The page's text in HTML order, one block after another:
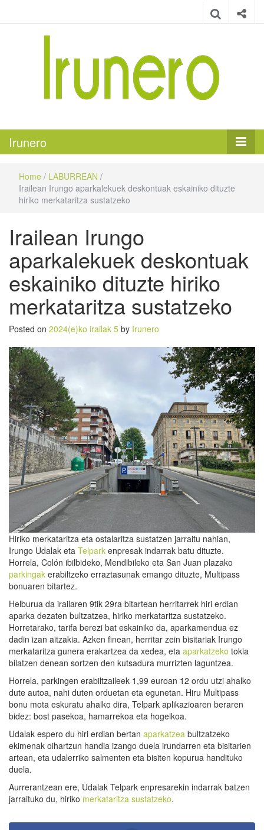
Irunero
Home / LABURREAN /
Irailean Irungo aparkalekuek deskontuak eskainiko dituzte
hiriko merkataritza sustatzeko
Irailean Irungo
aparkalekuek deskontuak
eskainiko dituzte hiriko
merkataritza sustatzeko
Posted on 2024(e)ko irailak 5 by Irunero
Hiriko merkataritza eta ostalaritza sustatzen jarraitu nahian,
Irungo Udalak eta Telpark enpresak indarrak batu dituzte.
Horrela, Colón ibilbideko, Mendibileko eta San Juan plazako
parkingak erabiltzeko erraztasunak emango dituzte, Multipass
bonuaren bitartez.
Helburua da irailaren 9tik 29ra bitartean herritarrek hiri erdian
aparka dezaten bultzatzea, hiriko merkataritza sustatzeko.
Horretarako, tarifa berezi bat eskainiko da, aparkamendua ez
dadin izan aitzakia. Azken finean, herritar zein bisitariak Irungo
merkataritza gunera erakartzea da xedea, eta aparkatzeko tokia
bilatzen denean sortzen den kutsadura murrizten laguntzea.
Horrela, parkingen erabiltzaileek 1,99 euroan 12 ordu utzi ahalko
dute autoa, nahi duten orduetan eta egunetan. Hiru Multipass
bonu mota eskuratu ahalko dira, Telpark aplikazioaren beraren
bidez: bost pasekoa, hamarrekoa eta hogeikoa.
Udalak espero du hiri erdian bertan aparkatzea bultzatzeko
ekimenak oihartzun handia izango duela irundarren eta bisitarien
artean, eta udalerriko salmenten eta bisiten kopurua handituko
duela.
Aurrerantzean ere, Udalak Telpark enpresarekin indarrak batzen
jarraituko du, hiriko merkataritza sustatzeko.